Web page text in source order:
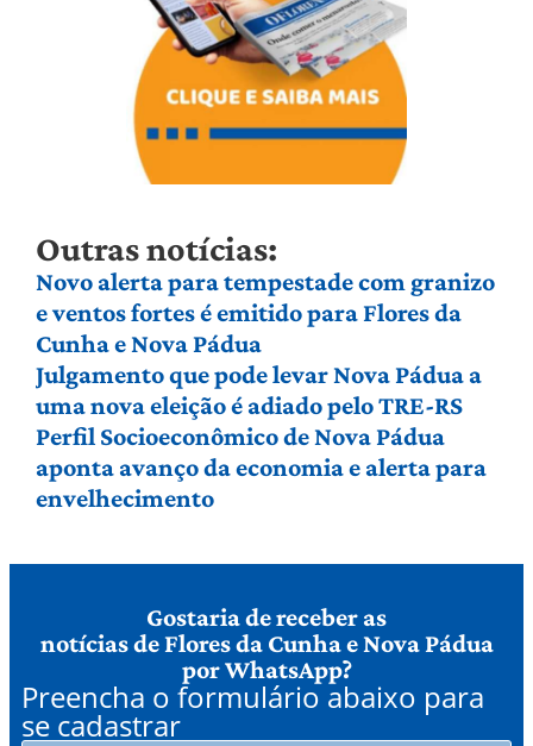
Outras notícias:
Novo alerta para tempestade com granizo
e ventos fortes é emitido para Flores da
Cunha e Nova Pádua
Julgamento que pode levar Nova Pádua a
uma nova eleição é adiado pelo TRE-RS
Perfil Socioeconômico de Nova Pádua
aponta avanço da economia e alerta para
envelhecimento
Gostaria de receber as
notícias de Flores da Cunha e Nova Pádua
por WhatsApp?
Preencha o formulário abaixo para
se cadastrar